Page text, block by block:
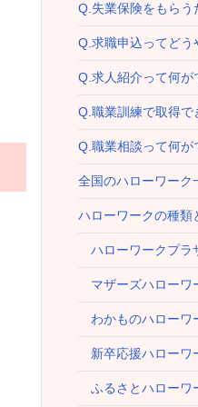
Q.失業保険をもらう
Q.求職申込ってどう
Q.求人紹介って何が
Q.職業訓練で取得で
Q.職業相談って何が
全国のハローワーク
ハローワークの種類
ハローワークプラ
マザーズハローワ
わかものハローワ
新卒応援ハローワ
ふるさとハローワ